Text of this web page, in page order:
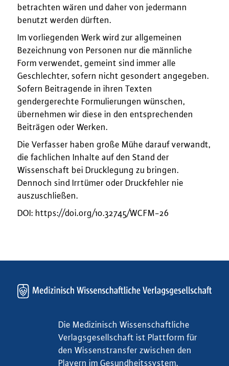
betrachten wären und daher von jedermann
benutzt werden dürften.
Im vorliegenden Werk wird zur allgemeinen
Bezeichnung von Personen nur die männliche
Form verwendet, gemeint sind immer alle
Geschlechter, sofern nicht gesondert angegeben.
Sofern Beitragende in ihren Texten
gendergerechte Formulierungen wünschen,
übernehmen wir diese in den entsprechenden
Beiträgen oder Werken.
Die Verfasser haben große Mühe darauf verwandt,
die fachlichen Inhalte auf den Stand der
Wissenschaft bei Drucklegung zu bringen.
Dennoch sind Irrtümer oder Druckfehler nie
auszuschließen.
DOI: https://doi.org/10.32745/WCFM-26
Die Medizinisch Wissenschaftliche
Verlagsgesellschaft ist Plattform für
den Wissenstransfer zwischen den
Playern im Gesundheitssystem.